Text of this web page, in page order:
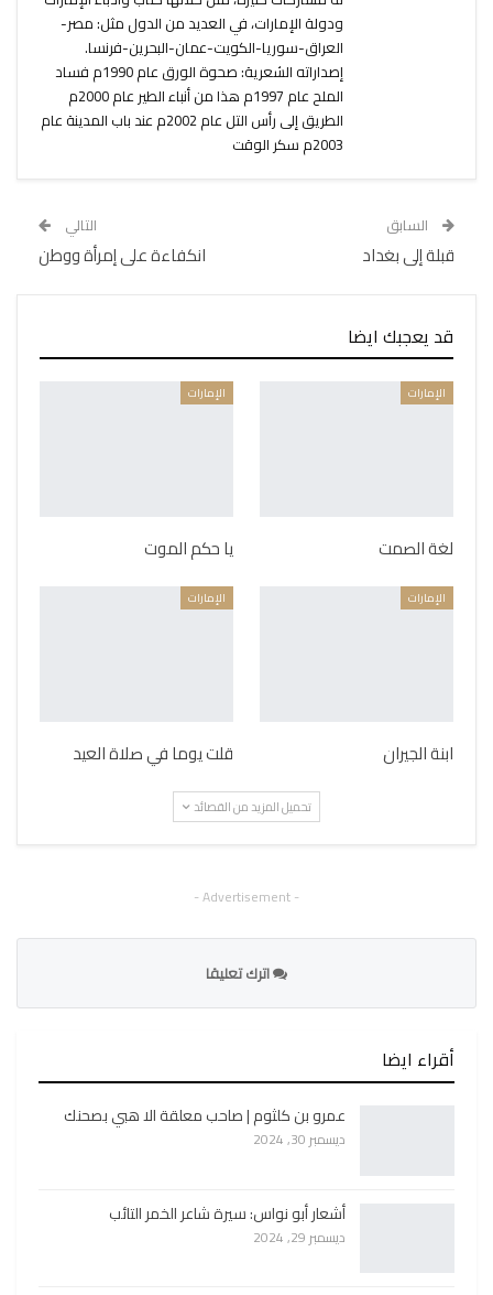
ودولة الإمارات، في العديد من الدول مثل: مصر-
العراق-سوريا-الكويت-عمان-البحرين-فرنسا.
إصداراته الشعرية: صحوة الورق عام 1990م فساد
الملح عام 1997م هذا من أنباء الطير عام 2000م
الطريق إلى رأس التل عام 2002م عند باب المدينة عام
2003م سكر الوقت
السابق
قبلة إلى بغداد
التالي
انكفاءة على إمرأة ووطن
قد يعجبك ايضا
الإمارات
لغة الصمت
الإمارات
يا حكم الموت
الإمارات
ابنة الجيران
الإمارات
قلت يوما في صلاة العيد
تحميل المزيد من القصائد
- Advertisement -
اترك تعليقا
أقراء ايضا
عمرو بن كلثوم | صاحب معلقة الا هبي بصحنك
ديسمبر 30, 2024
أشعار أبو نواس: سيرة شاعر الخمر التائب
ديسمبر 29, 2024